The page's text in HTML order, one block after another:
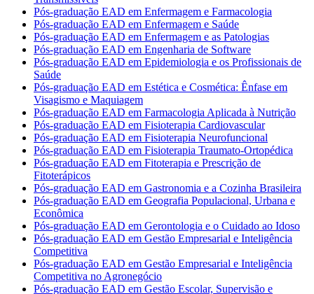
Pós-graduação EAD em Enfermagem e Farmacologia
Pós-graduação EAD em Enfermagem e Saúde
Pós-graduação EAD em Enfermagem e as Patologias
Pós-graduação EAD em Engenharia de Software
Pós-graduação EAD em Epidemiologia e os Profissionais de
Saúde
Pós-graduação EAD em Estética e Cosmética: Ênfase em
Visagismo e Maquiagem
Pós-graduação EAD em Farmacologia Aplicada à Nutrição
Pós-graduação EAD em Fisioterapia Cardiovascular
Pós-graduação EAD em Fisioterapia Neurofuncional
Pós-graduação EAD em Fisioterapia Traumato-Ortopédica
Pós-graduação EAD em Fitoterapia e Prescrição de
Fitoterápicos
Pós-graduação EAD em Gastronomia e a Cozinha Brasileira
Pós-graduação EAD em Geografia Populacional, Urbana e
Econômica
Pós-graduação EAD em Gerontologia e o Cuidado ao Idoso
Pós-graduação EAD em Gestão Empresarial e Inteligência
Competitiva
Pós-graduação EAD em Gestão Empresarial e Inteligência
Competitiva no Agronegócio
Pós-graduação EAD em Gestão Escolar, Supervisão e